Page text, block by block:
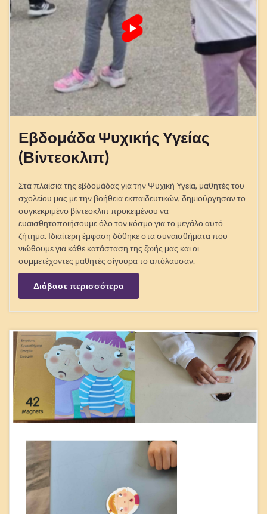
Εβδομάδα Ψυχικής Υγείας
(Βίντεοκλιπ)
Στα πλαίσια της εβδομάδας για την Ψυχική Υγεία, μαθητές του
σχολείου μας με την βοήθεια εκπαιδευτικών, δημιούργησαν το
συγκεκριμένο βίντεοκλιπ προκειμένου να
ευαισθητοποιήσουμε όλο τον κόσμο για το μεγάλο αυτό
νιώθουμε για κάθε κατάσταση της ζωής μας και οι
συμμετέχοντες μαθητές σίγουρα το απόλαυσαν.
Εβδομάδα Ψυχικής Υγείας
Στο πλαίσιο δράσεων για την Εβδομάδα Ψυχικής Υγείας, οι